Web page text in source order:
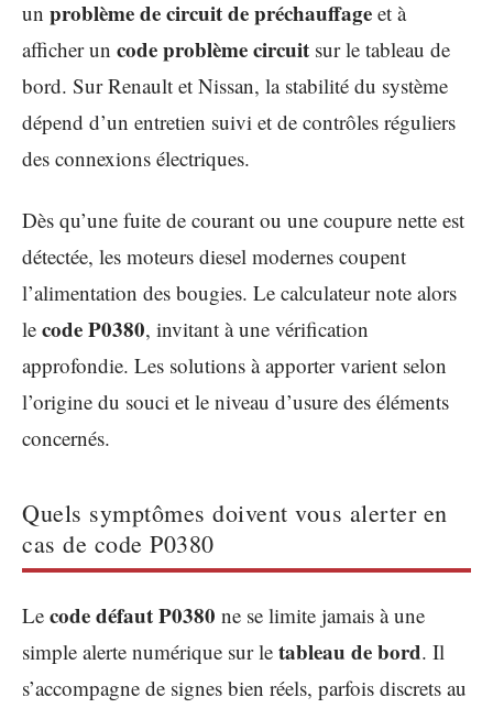
un problème de circuit de préchauffage et à
afficher un code problème circuit sur le tableau de
bord. Sur Renault et Nissan, la stabilité du système
dépend d’un entretien suivi et de contrôles réguliers
des connexions électriques.
Dès qu’une fuite de courant ou une coupure nette est
détectée, les moteurs diesel modernes coupent
l’alimentation des bougies. Le calculateur note alors
le code P0380, invitant à une vérification
approfondie. Les solutions à apporter varient selon
l’origine du souci et le niveau d’usure des éléments
concernés.
Quels symptômes doivent vous alerter en
cas de code P0380
Le code défaut P0380 ne se limite jamais à une
simple alerte numérique sur le tableau de bord. Il
s’accompagne de signes bien réels, parfois discrets au